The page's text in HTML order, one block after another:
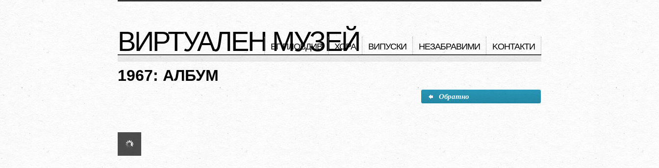
ВИРТУАЛЕН МУЗЕЙ
ЕГ ПЛОВДИВ ХОРА ВИПУСКИ НЕЗАБРАВИМИ KОНТАКТИ
1967: АЛБУМ
Обратно